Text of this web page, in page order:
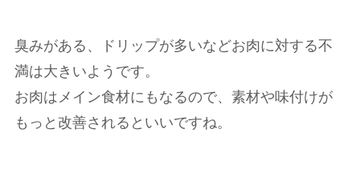
臭みがある、ドリップが多いなどお肉に対する不
満は大きいようです。
お肉はメイン食材にもなるので、素材や味付けが
もっと改善されるといいですね。